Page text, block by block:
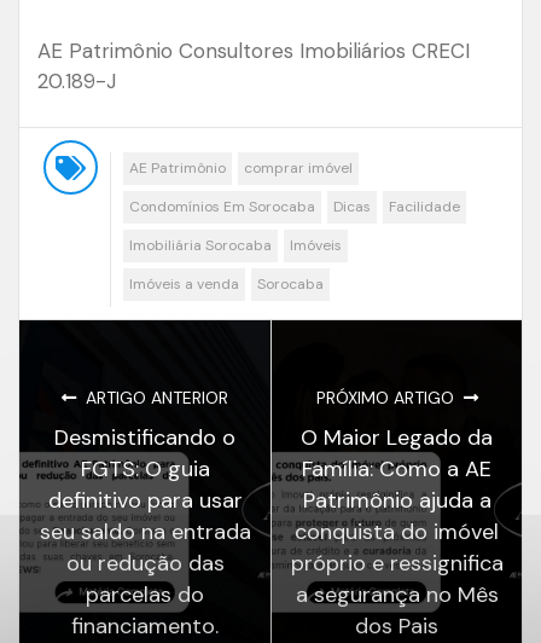
AE Patrimônio Consultores Imobiliários CRECI
20.189-J
AE Patrimônio
comprar imóvel
Condomínios Em Sorocaba
Dicas
Facilidade
Imobiliária Sorocaba
Imóveis
Imóveis a venda
Sorocaba
ARTIGO ANTERIOR
Desmistificando o
FGTS: O guia
definitivo para usar
seu saldo na entrada
ou redução das
parcelas do
financiamento.
PRÓXIMO ARTIGO
O Maior Legado da
Família: Como a AE
Patrimônio ajuda a
conquista do imóvel
próprio e ressignifica
a segurança no Mês
dos Pais